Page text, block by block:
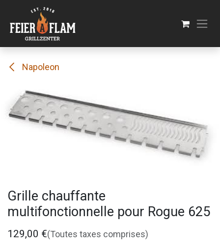
Se rendre au contenu
Napoleon
Grille chauffante
multifonctionnelle pour Rogue 625
129,00 €(Toutes taxes comprises)